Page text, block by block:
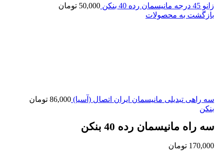
زانو 45 درجه مانیسمان رده 40 بنکن 50,000 تومان
بازگشت به محصولات
سه راهی تبدیلی مانیسمان ایران اتصال (آسیا) 86,000 تومان
بنکن
سه راه مانیسمان رده 40 بنکن
170,000 تومان